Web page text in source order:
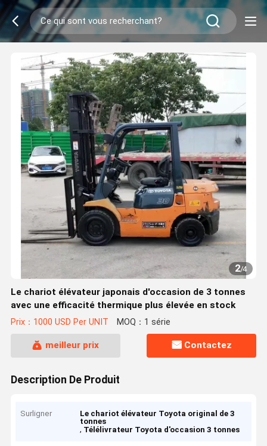
2/4
Le chariot élévateur japonais d'occasion de 3 tonnes
avec une efficacité thermique plus élevée en stock
Prix：1000 USD Per UNIT MOQ：1 série
meilleur prix Contactez
Description De Produit
Surligner
Le chariot élévateur Toyota original de 3
tonnes
, Télélivrateur Toyota d'occasion 3 tonnes